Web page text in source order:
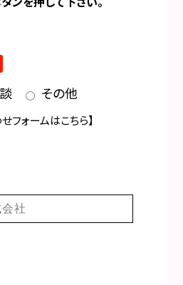
その他
フォームはこちら】